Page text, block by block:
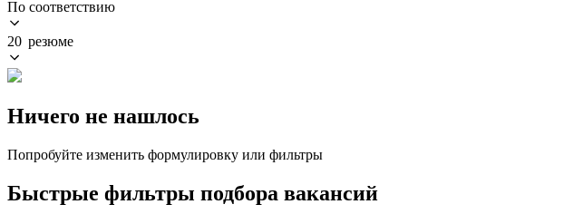
По соответствию
20 резюме
Ничего не нашлось
Попробуйте изменить формулировку или фильтры
Быстрые фильтры подбора вакансий